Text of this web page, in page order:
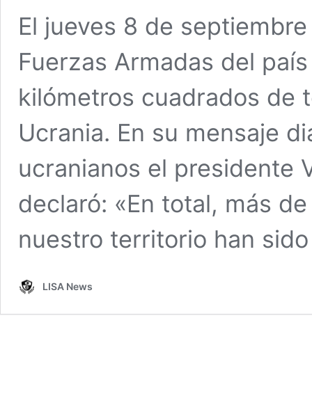
El jueves 8 de
Fuerzas Armadas del
kilómetros cuadrados de
Ucrania. En su mensaje
ucranianos el presidente
declaró: «En total, más
nuestro territorio han
LISA News